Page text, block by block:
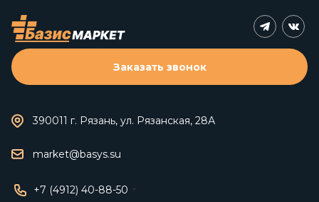
390011 г. Рязань, ул. Рязанская, 28А
market@basys.su
+7 (4912) 40-88-50
Заказать звонок